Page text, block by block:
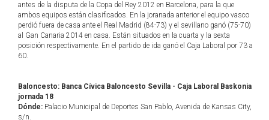
antes de la disputa de la Copa del Rey 2012 en Barcelona, para la que
ambos equipos están clasificados. En la joranada anterior el equipo vasco
perdió fuera de casa ante el Real Madrid (84-73) y el sevillano ganó (75-70)
al Gan Canaria 2014 en casa. Están situados en la cuarta y la sexta
posición respectivamente. En el partido de ida ganó el Caja Laboral por 73 a
60.
Baloncesto: Banca Cívica Baloncesto Sevilla - Caja Laboral Baskonia
jornada 18
Dónde: Palacio Municipal de Deportes San Pablo, Avenida de Kansas City,
s/n.